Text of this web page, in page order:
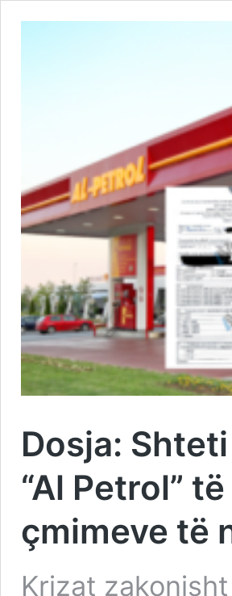
Dosja:
“Al Petrol”
çmimeve të
Krizat